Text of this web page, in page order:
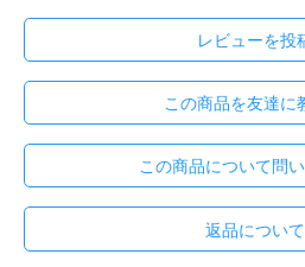
レビューを投
この商品を友達に
この商品について問
返品について